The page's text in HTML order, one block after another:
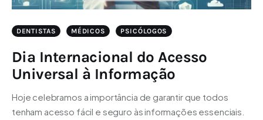
DENTISTAS MÉDICOS PSICÓLOGOS
Dia Internacional do Acesso
Universal à Informação
Hoje celebramos a importância de garantir que todos
tenham acesso fácil e seguro às informações essenciais.